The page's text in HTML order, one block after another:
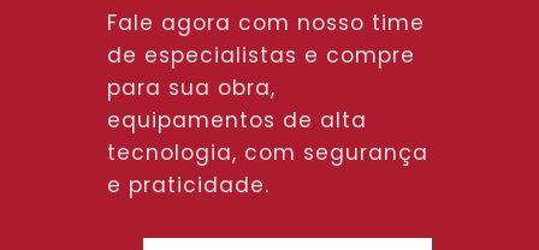
Fale agora com nosso time
de especialistas e compre
para sua obra,
equipamentos de alta
tecnologia, com segurança
e praticidade.